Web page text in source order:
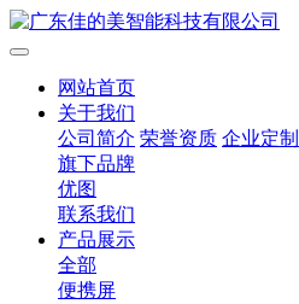
网站首页
关于我们
公司简介 荣誉资质 企业定制
旗下品牌
优图
联系我们
产品展示
全部
便携屏